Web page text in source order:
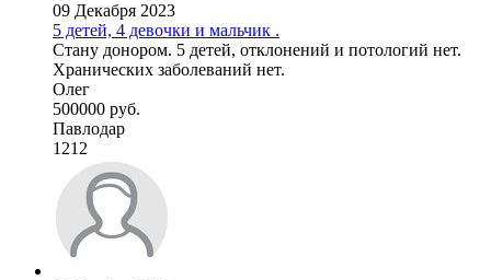
09 Декабря 2023
5 детей, 4 девочки и мальчик .
Стану донором. 5 детей, отклонений и потологий нет.
Хранических заболеваний нет.
Олег
500000 руб.
Павлодар
1212